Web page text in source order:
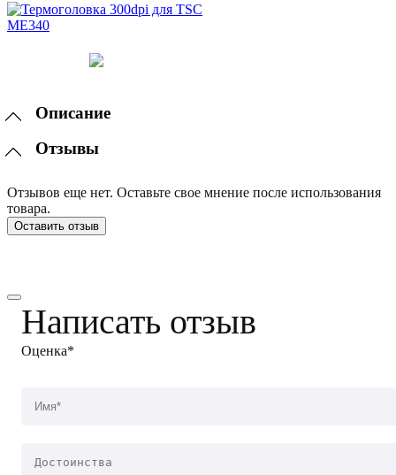
Описание
Отзывы
Отзывов еще нет. Оставьте свое мнение после использования
товара.
Оставить отзыв
Написать отзыв
Оценка*